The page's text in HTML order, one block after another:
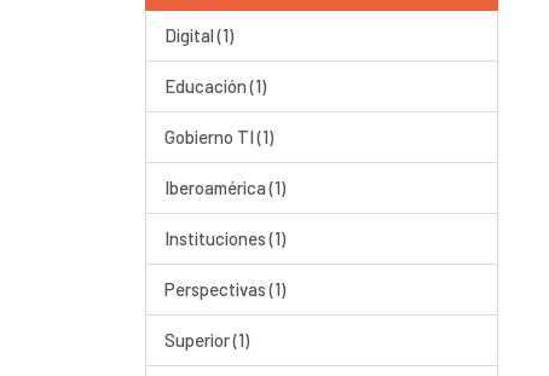
Digital (1)
Educación (1)
Gobierno TI (1)
Iberoamérica (1)
Instituciones (1)
Perspectivas (1)
Superior (1)